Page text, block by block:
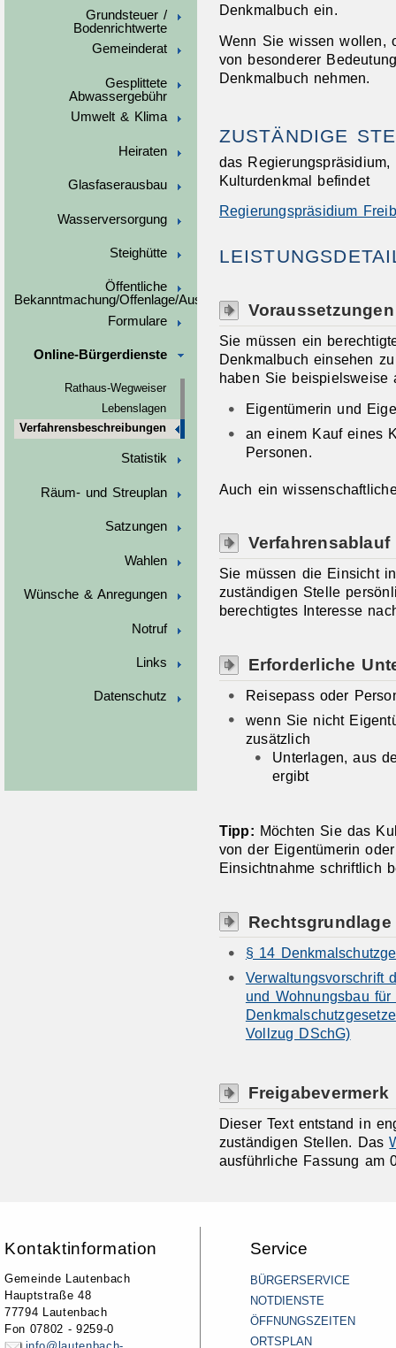
Grundsteuer /
Bodenrichtwerte
Gemeinderat
Gesplittete
Abwassergebühr
Umwelt & Klima
Heiraten
Glasfaserausbau
Wasserversorgung
Steighütte
Öffentliche
Bekanntmachung/Offenlage/Ausschreibungen
Formulare
Online-Bürgerdienste
Rathaus-Wegweiser
Lebenslagen
Verfahrensbeschreibungen
Statistik
Räum- und Streuplan
Satzungen
Wahlen
Wünsche & Anregungen
Notruf
Links
Datenschutz
Denkmalbuch ein.
Wenn Sie wissen wollen,
von besonderer
Denkmalbuch nehmen.
ZUSTÄNDIGE
das
Kulturdenkmal befindet
Regierungspräsidium
Voraussetzungen
Sie müssen ein
Denkmalbuch einsehen
haben Sie beispielsweise
Eigentümerin und
an einem Kaufeines
Personen.
Auch ein
Verfahrensablauf
Sie müssen die Einsicht
zuständigen Stelle
berechtigtes Interesse
Erforderliche
Reisepass oder
wenn Sie nicht
zusätzlich
Unterlagen, aus
ergibt
Tipp: Möchten Sie das
von der Eigentümerin
Einsichtnahme schriftlich
Rechtsgrundlage
§ 14
Verwaltungsvorschrift
und Wohnungsbau
Vollzug DSchG)
Freigabevermerk
Dieser Text entstand in
zuständigen Stellen. Das
ausführliche Fassung am
Kontaktinformation
Gemeinde Lautenbach
Hauptstraße 48
77794 Lautenbach
Fon 07802 - 9259-0
Service
BÜRGERSERVICE
NOTDIENSTE
ÖFFNUNGSZEITEN
ORTSPLAN